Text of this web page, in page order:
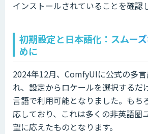
インストールされていることを確認
初期設定と日本語化：スムー
めに
2024年12月、ComfyUIに公式の多
れ、設定からロケールを選択するだ
言語で利用可能となりました。もち
応しており、これは多くの非英語圏
望に応えたものとなります。